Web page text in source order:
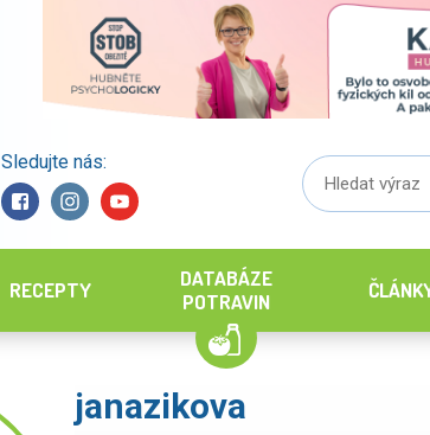
Sledujte nás:
RECEPTY
DATABÁZE
POTRAVIN
janazikova